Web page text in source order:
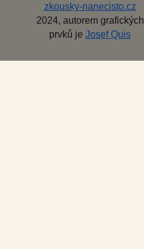
zkousky-nanecisto.cz
2024, autorem grafických
prvků je Josef Quis